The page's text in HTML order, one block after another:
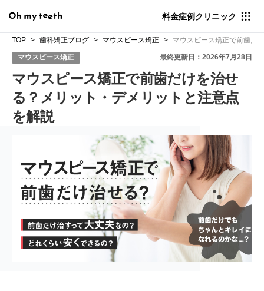
料金症例クリニック
TOP 歯科矯正ブログ マウスピース矯正 マウスピース矯正で前歯だ
マウスピース矯正 最終更新日：2026年7月28日
マウスピース矯正で前歯だけを治せ
る？メリット・デメリットと注意点
を解説